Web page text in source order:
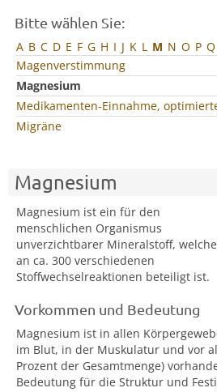
Bitte wählen Sie:
A B C D E F G H I J K L M N O P Q
Magenverstimmung
Magnesium
Medikamenten-Einnahme,
Migräne
Magnesium
Magnesium ist ein für den
menschlichen Organismus
unverzichtbarer Mineralstoff,
an ca. 300 verschiedenen
Stoffwechselreaktionen beteiligt ist.
Vorkommen und Bedeutung
Magnesium ist in allen
im Blut, in der Muskulatur und vor
Prozent der Gesamtmenge)
Bedeutung für die Struktur und